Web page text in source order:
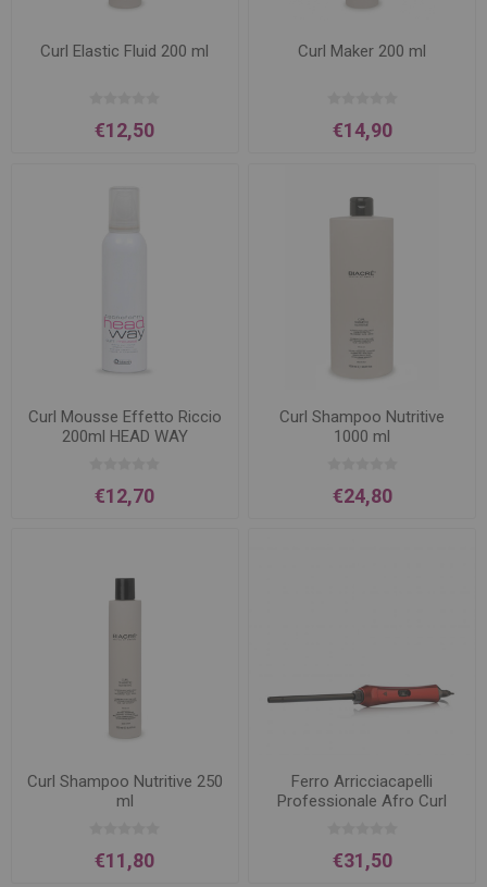
Curl Elastic Fluid 200 ml
€12,50
Curl Maker 200 ml
€14,90
Curl Mousse Effetto Riccio
200ml HEAD WAY
€12,70
Curl Shampoo Nutritive
1000 ml
€24,80
Curl Shampoo Nutritive 250
ml
€11,80
Ferro Arricciacapelli
Professionale Afro Curl
€31,50